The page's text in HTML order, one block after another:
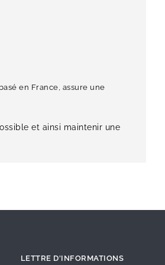
en France, assure une
et ainsi maintenir une
LETTRE D'INFORMATIONS